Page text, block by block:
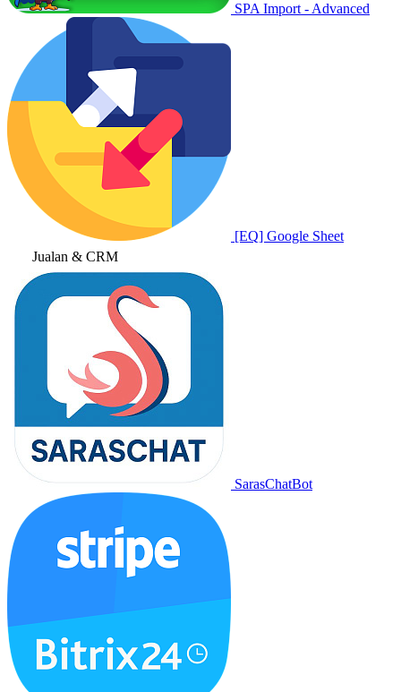
SPA Import - Advanced
[EQ] Google Sheet
Jualan & CRM
SarasChatBot